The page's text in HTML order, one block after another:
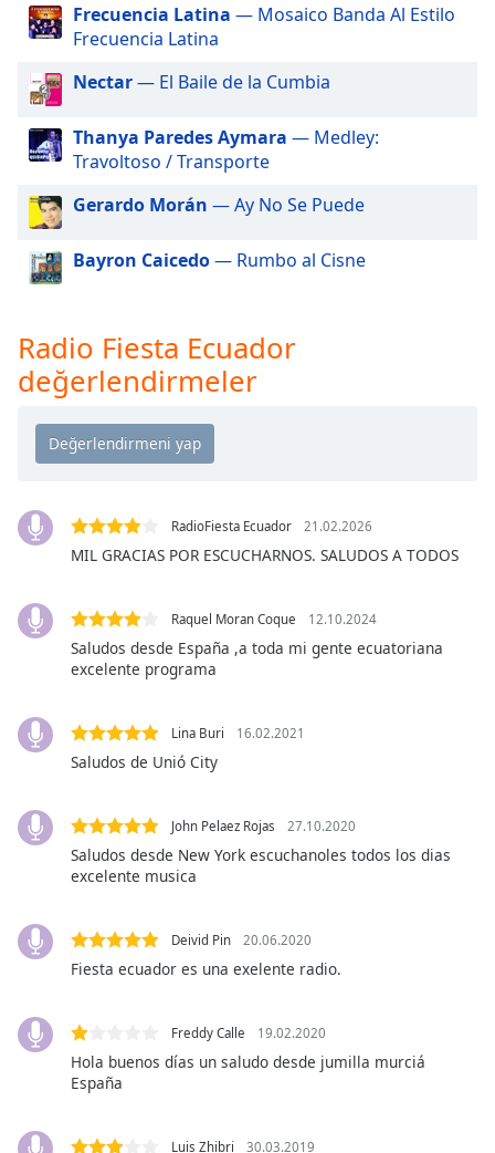
modal
window.
Beginning
dialog
window.
cancel
close
the
window.
Color
Opacity
Background
Color
Background
Color
Text
Frecuencia Latina — Mosaico Banda Al Estilo
Frecuencia Latina
Nectar— El Baile de la Cumbia
Thanya Paredes Aymara — Medley:
Travoltoso / Transporte
Gerardo Morán — Ay No Se Puede
Bayron Caicedo— Rumbo al Cisne
Radio Fiesta Ecuador
değerlendirmeler
RadioFiesta Ecuador 21.02.2026
MIL GRACIAS POR ESCUCHARNOS. SALUDOS A TODOS
Raquel Moran Coque 12.10.2024
Saludos desde España ,a toda mi gente ecuatoriana
excelente programa
Lina Buri 16.02.2021
Saludos de Unió City
John Pelaez Rojas 27.10.2020
Saludos desde New York escuchanoles todos los dias
excelente musica
Deivid Pin 20.06.2020
Fiesta ecuador es una exelente radio.
Freddy Calle 19.02.2020
Hola buenos días un saludo desde jumilla murciá
España
Luis Zhibri 30.03.2019